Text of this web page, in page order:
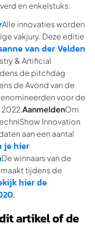
en enkelstuks.
Alle innovaties worden
vakjury. Deze editie
van der Velden
& Artificial
de pitchdag
de Avond van de
voor de
AanmeldenOm
Innovation
aan een aantal
je hier
De winnaars van de
tijdens de
hier de
artikel of de